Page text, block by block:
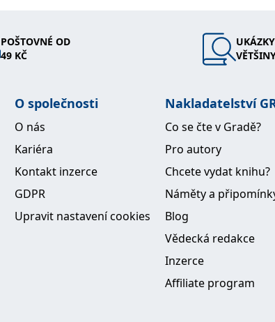
POŠTOVNÉ OD
49 KČ
O společnosti
O nás
Kariéra
Kontakt inzerce
GDPR
Upravit nastavení cookies
Nakladatelství
Co se čte v Gradě?
Pro autory
Chcete vydat knihu?
Náměty a
Blog
Vědecká redakce
Inzerce
Affiliate program